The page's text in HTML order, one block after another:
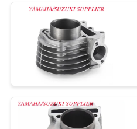
SITIO
PRIVACY
POLICY